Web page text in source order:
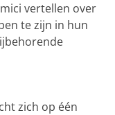
vertellen over
te zijn in hun
zich op één